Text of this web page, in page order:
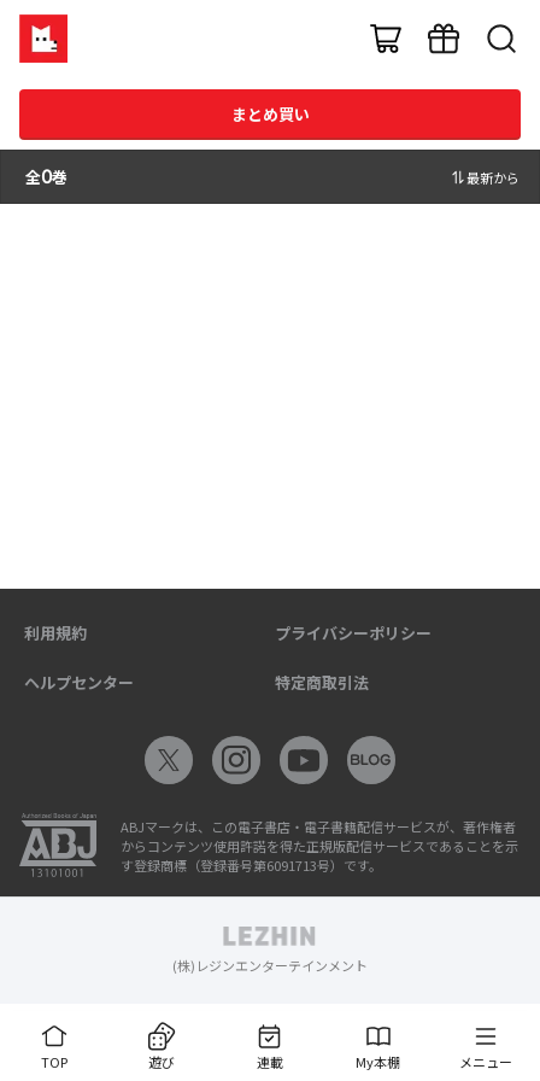
まとめ買い
全0巻 最新から
TOP 遊び 連載 My本棚 メニュー
利用規約 プライバシーポリシー
ヘルプセンター 特定商取引法
ABJマークは、この電子書店・電子書籍配信サービスが、著作権者
からコンテンツ使用許諾を得た正規版配信サービスであることを示
す登録商標（登録番号第6091713号）です。
(株)レジンエンターテインメント